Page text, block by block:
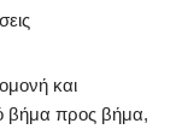
και
βήμα προς βήμα,